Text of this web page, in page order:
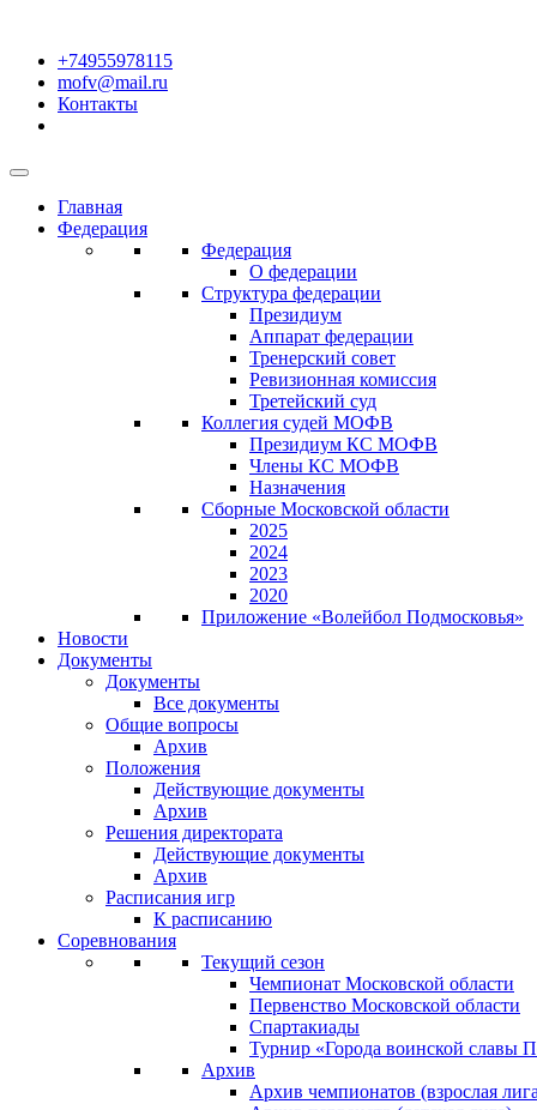
+74955978115
mofv@mail.ru
Контакты
Главная
Федерация
Федерация
О федерации
Структура федерации
Президиум
Аппарат федерации
Тренерский совет
Ревизионная комиссия
Третейский суд
Коллегия судей МОФВ
Президиум КС МОФВ
Члены КС МОФВ
Назначения
Сборные Московской области
2025
2024
2023
2020
Приложение «Волейбол Подмосковья»
Новости
Документы
Документы
Все документы
Общие вопросы
Архив
Положения
Действующие документы
Архив
Решения директората
Действующие документы
Архив
Расписания игр
К расписанию
Соревнования
Текущий сезон
Чемпионат Московской области
Первенство Московской области
Спартакиады
Турнир «Города воинской славы
Архив
Архив чемпионатов (взрослая